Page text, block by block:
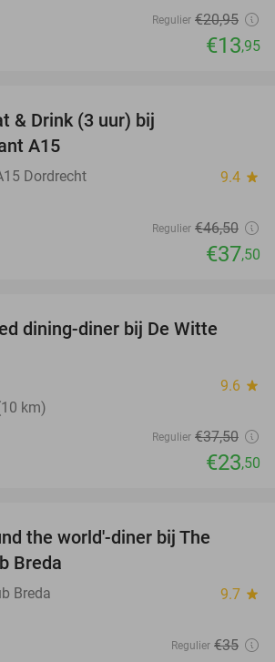
Regulier €20,95
€13,95
& Drink (3 uur) bij
A15
Dordrecht 9.4 star
Regulier €46,50
€37,50
dining-diner bij De Witte
9.6 star
km)
Regulier €37,50
€23,50
the world'-diner bij The
Breda
Breda 9.7 star
Regulier €35